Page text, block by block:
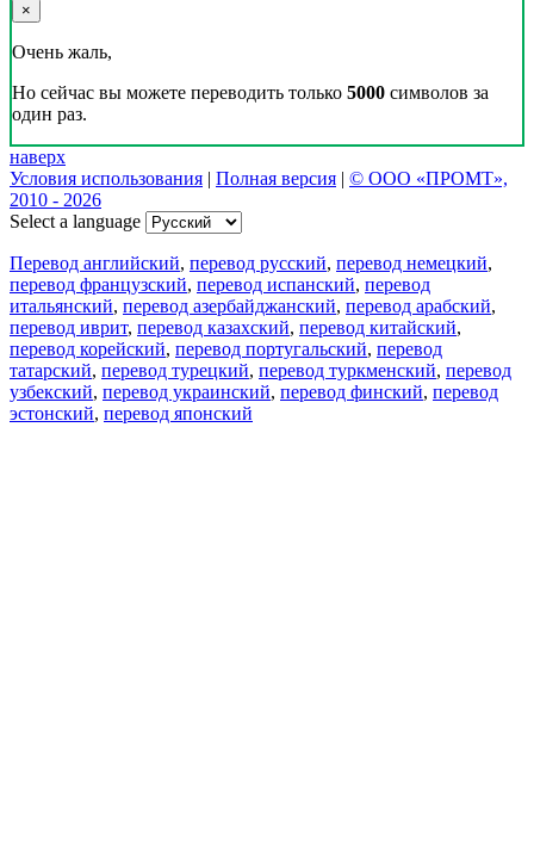
×
Очень жаль,
Но сейчас вы можете переводить только 5000 символов за
один раз.
наверх
Условия использования | Полная версия | © ООО «ПРОМТ»,
2010 - 2026
Select a language
Перевод английский, перевод русский, перевод немецкий,
перевод французский, перевод испанский, перевод
итальянский, перевод азербайджанский, перевод арабский,
перевод иврит, перевод казахский, перевод китайский,
перевод корейский, перевод португальский, перевод
татарский, перевод турецкий, перевод туркменский, перевод
узбекский, перевод украинский, перевод финский, перевод
эстонский, перевод японский